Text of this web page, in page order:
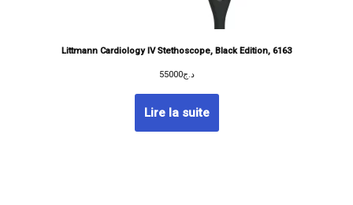
Littmann Cardiology IV Stethoscope, Black Edition, 6163
د.ج55000
Lire la suite